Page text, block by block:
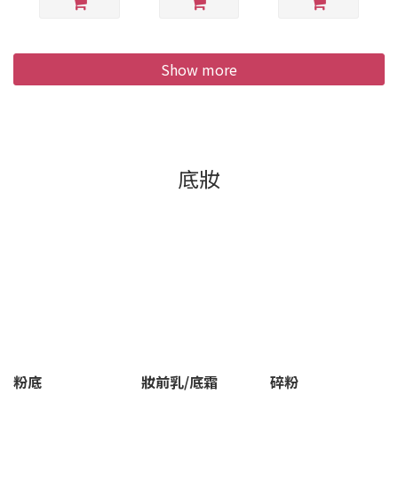
Show more
底妝
粉底 妝前乳/底霜 碎粉